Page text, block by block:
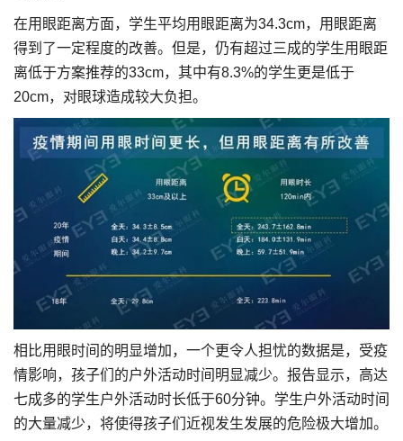
在用眼距离方面，学生平均用眼距离为34.3cm，用眼距离
得到了一定程度的改善。但是，仍有超过三成的学生用眼距
离低于方案推荐的33cm，其中有8.3%的学生更是低于
20cm，对眼球造成较大负担。
相比用眼时间的明显增加，一个更令人担忧的数据是，受疫
情影响，孩子们的户外活动时间明显减少。报告显示，高达
七成多的学生户外活动时长低于60分钟。学生户外活动时间
的大量减少，将使得孩子们近视发生发展的危险极大增加。